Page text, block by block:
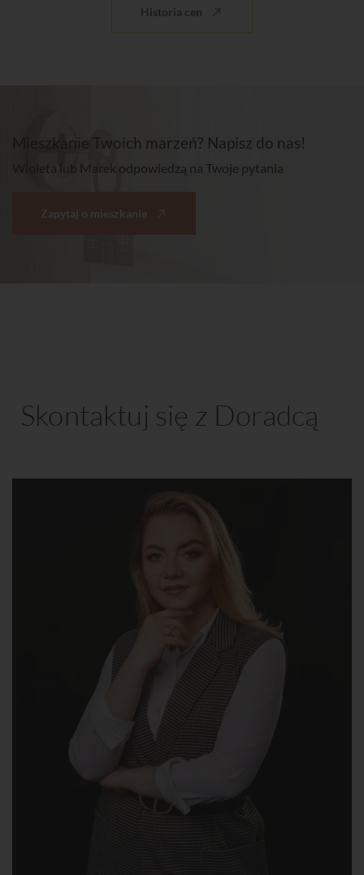
Historia cen
Mieszkanie Twoich marzeń? Napisz do nas!
Wioleta lub Marek odpowiedzą na Twoje pytania
Zapytaj o mieszkanie
Skontaktuj się z Doradcą